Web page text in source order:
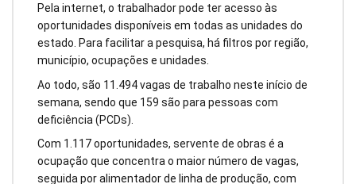
Pela internet, o trabalhador pode ter acesso às
oportunidades disponíveis em todas as unidades do
estado. Para facilitar a pesquisa, há filtros por região,
município, ocupações e unidades.
Ao todo, são 11.494 vagas de trabalho neste início de
semana, sendo que 159 são para pessoas com
deficiência (PCDs).
Com 1.117 oportunidades, servente de obras é a
ocupação que concentra o maior número de vagas,
seguida por alimentador de linha de produção, com